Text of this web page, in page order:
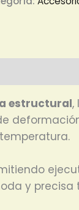
estructural,
y